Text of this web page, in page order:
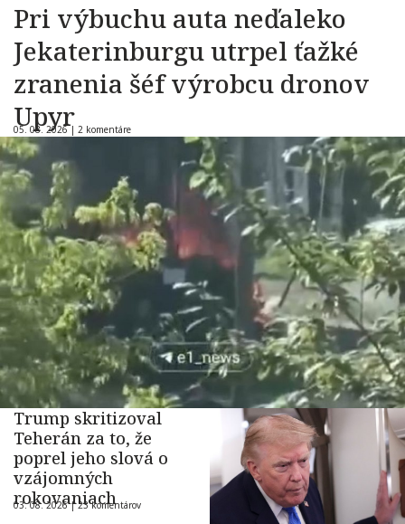
Pri výbuchu auta neďaleko
Jekaterinburgu utrpel ťažké
zranenia šéf výrobcu dronov
Upyr
05. 08. 2026 | 2 komentáre
Trump skritizoval
Teherán za to, že
poprel jeho slová o
vzájomných
rokovaniach
03. 08. 2026 |23 komentárov